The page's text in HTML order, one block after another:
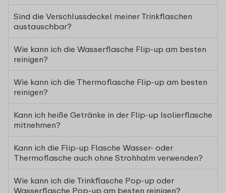
Sind die Verschlussdeckel meiner Trinkflaschen
austauschbar?
Wie kann ich die Wasserflasche Flip-up am besten
reinigen?
Wie kann ich die Thermoflasche Flip-up am besten
reinigen?
Kann ich heiße Getränke in der Flip-up Isolierflasche
mitnehmen?
Kann ich die Flip-up Flasche Wasser- oder
Thermoflasche auch ohne Strohhalm verwenden?
Wie kann ich die Trinkflasche Pop-up oder
Wasserflasche Pop-up am besten reinigen?